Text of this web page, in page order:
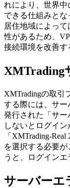
れにより、世界中
できる仕組みと
居住地域によっ
性があるため、
接続環境を改善す
XMTrading
XMTradingの取引
する際には、サー
発行された「サ
しないとログイ
「XMTrading-
を選択する必要
うと、ログインエ
サーバーエ